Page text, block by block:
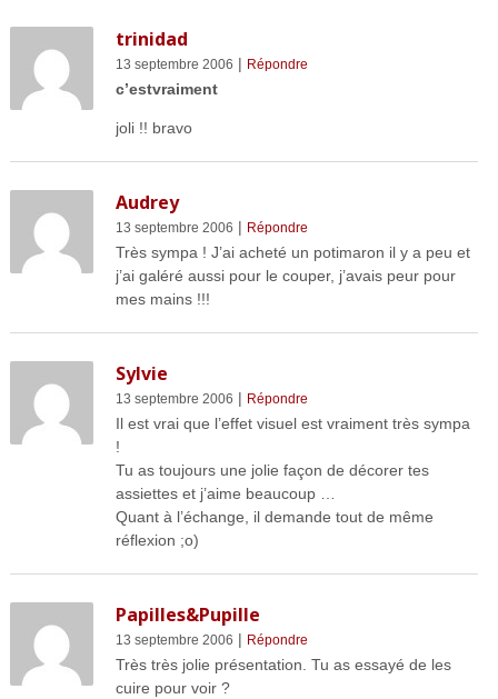
trinidad
13 septembre 2006 | Répondre
c’estvraiment
joli !! bravo
Audrey
13 septembre 2006 | Répondre
Très sympa ! J’ai acheté un potimaron il y a peu et
j’ai galéré aussi pour le couper, j’avais peur pour
mes mains !!!
Sylvie
13 septembre 2006 | Répondre
Il est vrai que l’effet visuel est vraiment très sympa
!
Tu as toujours une jolie façon de décorer tes
assiettes et j’aime beaucoup …
Quant à l’échange, il demande tout de même
réflexion ;o)
Papilles&Pupille
13 septembre 2006 | Répondre
Très très jolie présentation. Tu as essayé de les
cuire pour voir ?